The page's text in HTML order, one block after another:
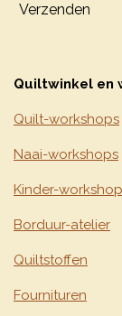
Verzenden
Quiltwinkel en
Quilt-workshops
Naai-workshops
Kinder-
Borduur-atelier
Quiltstoffen
Fournituren